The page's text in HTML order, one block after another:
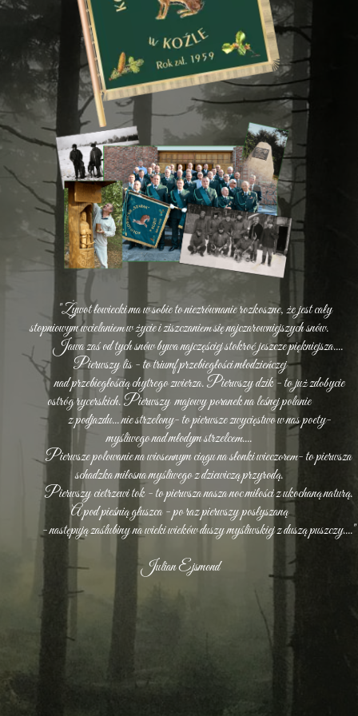
"Żywot łowiecki ma w sobie to niezrównanie rozkoszne, że jest cały
stopniowym wcielaniem w życie i ziszczaniem się najczarowniejszych snów.
Jawa zaś od tych snów bywa najczęściej stokroć jeszcze piękniejsza....
Pierwszy lis - to triumf przebiegłości młodzieńczej
nad przebiegłością chytrego zwierza. Pierwszy dzik - to już zdobycie
ostróg rycerskich. Pierwszy majowy poranek na leśnej polanie
z podjazdu... nie strzelony- to pierwsze zwycięstwo w nas poety-
myśliwego nad młodym strzelcem....
Pierwsze polowanie na wiosennym ciągu na słonki wieczorem- to pierwsza
schadzka miłosna myśliwego z dziewiczą przyrodą.
Pierwszy cietrzewi tok - to pierwsza nasza noc miłości z ukochaną naturą.
A pod pieśnią głuszca - po raz pierwszy posłyszaną
- następują zaślubiny na wieki wieków duszy myśliwskiej z duszą puszczy...."
Julian Ejsmond